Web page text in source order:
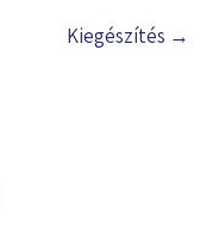
Kiegészítés →